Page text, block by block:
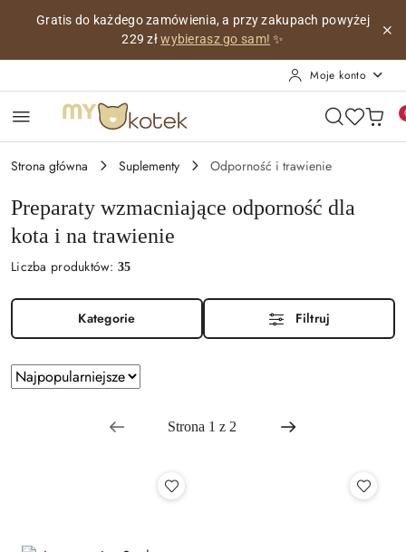
Przejdź do treści głównej
Przejdź do wyszukiwarki
Przejdź do moje konto
Przejdź do menu głównego
Przejdź do stopki
Personalizowana wizytówka z imieniem Twojego kotka,co
miesiąc z innym pięknym obrazkiem!
Moje konto
Strona główna Suplementy Odporność i trawienie
Preparaty wzmacniające odporność dla
kota i na trawienie
Liczba produktów:35
Kategorie Filtruj
Zastosowano
sortowanie:
Najpopularniejsze.
Sortuj
według